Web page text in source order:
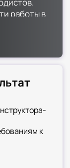
работы в
по
по
к